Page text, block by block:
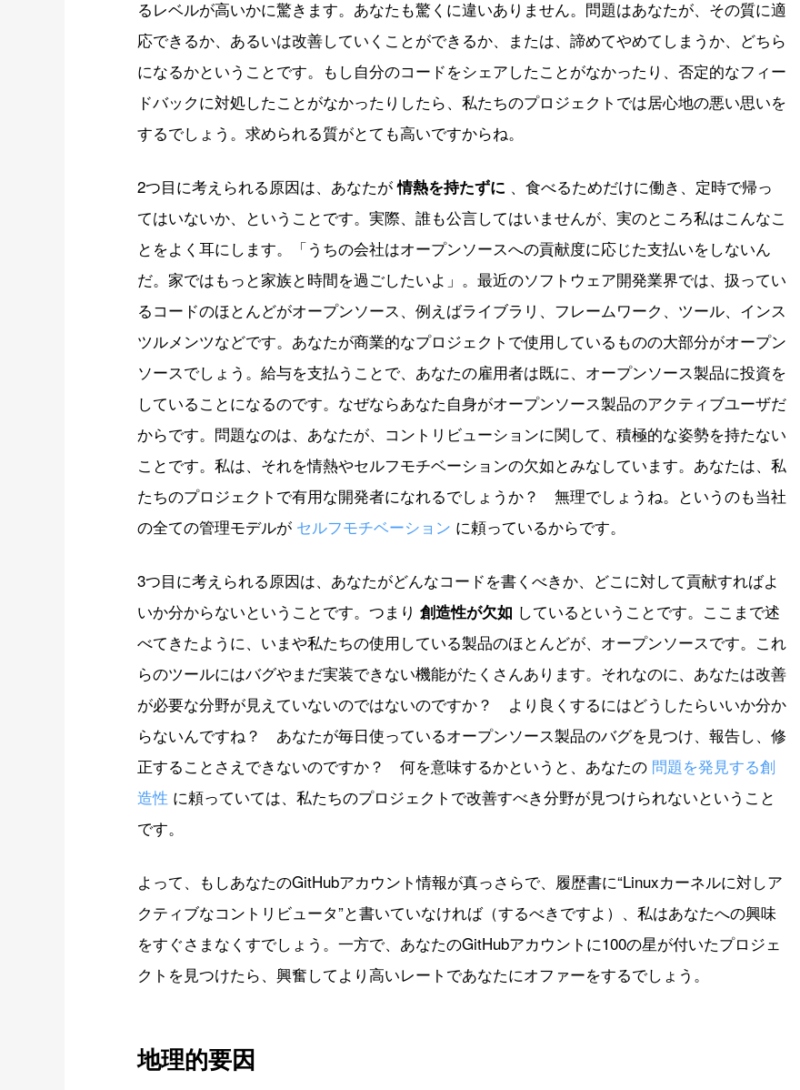
るレベルが高いかに驚きます。あなたも驚くに違いありません。問題はあなたが、その質に適
応できるか、あるいは改善していくことができるか、または、諦めてやめてしまうか、どちら
になるかということです。もし自分のコードをシェアしたことがなかったり、否定的なフィー
ドバックに対処したことがなかったりしたら、私たちのプロジェクトでは居心地の悪い思いを
するでしょう。求められる質がとても高いですからね。
2つ目に考えられる原因は、あなたが情熱を持たずに 、食べるためだけに働き、定時で帰っ
てはいないか、ということです。実際、誰も公言してはいませんが、実のところ私はこんなこ
とをよく耳にします。「うちの会社はオープンソースへの貢献度に応じた支払いをしないん
だ。家ではもっと家族と時間を過ごしたいよ」。最近のソフトウェア開発業界では、扱ってい
るコードのほとんどがオープンソース、例えばライブラリ、フレームワーク、ツール、インス
ツルメンツなどです。あなたが商業的なプロジェクトで使用しているものの大部分がオープン
ソースでしょう。給与を支払うことで、あなたの雇用者は既に、オープンソース製品に投資を
していることになるのです。なぜならあなた自身がオープンソース製品のアクティブユーザだ
からです。問題なのは、あなたが、コントリビューションに関して、積極的な姿勢を持たない
ことです。私は、それを情熱やセルフモチベーションの欠如とみなしています。あなたは、私
たちのプロジェクトで有用な開発者になれるでしょうか？ 無理でしょうね。というのも当社
の全ての管理モデルが セルフモチベーション に頼っているからです。
3つ目に考えられる原因は、あなたがどんなコードを書くべきか、どこに対して貢献すればよ
いか分からないということです。つまり創造性が欠如 しているということです。ここまで述
べてきたように、いまや私たちの使用している製品のほとんどが、オープンソースです。これ
らのツールにはバグやまだ実装できない機能がたくさんあります。それなのに、あなたは改善
が必要な分野が見えていないのではないのですか？ より良くするにはどうしたらいいか分か
らないんですね？ あなたが毎日使っているオープンソース製品のバグを見つけ、報告し、修
正することさえできないのですか？ 何を意味するかというと、あなたの 問題を発見する創
造性 に頼っていては、私たちのプロジェクトで改善すべき分野が見つけられないということ
です。
よって、もしあなたのGitHubアカウント情報が真っさらで、履歴書に“Linuxカーネルに対しア
クティブなコントリビュータ”と書いていなければ（するべきですよ）、私はあなたへの興味
をすぐさまなくすでしょう。一方で、あなたのGitHubアカウントに100の星が付いたプロジェ
クトを見つけたら、興奮してより高いレートであなたにオファーをするでしょう。
地理的要因